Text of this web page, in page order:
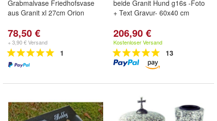
Grabmalvase Friedhofsvase
aus Granit xl 27cm Orion
78,50 €
+ 3,90 € Versand
1
beide Granit Hund g16s -Foto
+ Text Gravur- 60x40 cm
206,90 €
Kostenloser Versand
13